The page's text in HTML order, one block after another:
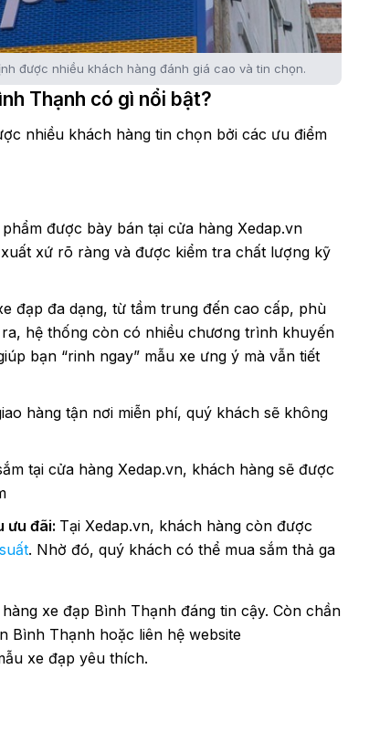
được nhiều khách hàng đánh giá cao và tin chọn.
Thạnh có gì nổi bật?
nhiều khách hàng tin chọn bởi các ưu điểm
được bày bán tại cửa hàng Xedap.vn
xứ rõ ràng và được kiểm tra chất lượng kỹ
đạp đa dạng, từ tầm trung đến cao cấp, phù
hệ thống còn có nhiều chương trình khuyến
bạn “rinh ngay” mẫu xe ưng ý mà vẫn tiết
hàng tận nơi miễn phí, quý khách sẽ không
tại cửa hàng Xedap.vn, khách hàng sẽ được
ưu đãi: Tại Xedap.vn, khách hàng còn được
. Nhờ đó, quý khách có thể mua sắm thả ga
xe đạp Bình Thạnh đáng tin cậy. Còn chần
Bình Thạnh hoặc liên hệ website
xe đạp yêu thích.